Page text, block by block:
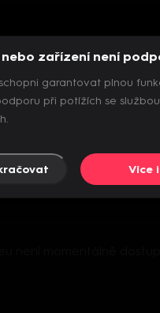
se inicializovat
zařízení není
garantovat plnou
při potížích se službou
Více